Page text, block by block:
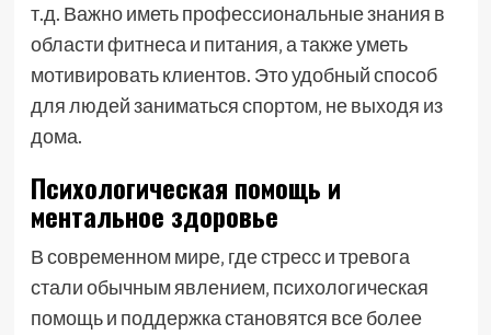
т.д. Важно иметь профессиональные знания в
области фитнеса и питания‚ а также уметь
мотивировать клиентов. Это удобный способ
для людей заниматься спортом‚ не выходя из
дома.
Психологическая помощь и
ментальное здоровье
В современном мире‚ где стресс и тревога
стали обычным явлением‚ психологическая
помощь и поддержка становятся все более